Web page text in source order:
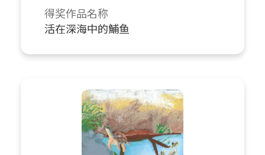
得奖作品名称
活在深海中的鯆鱼